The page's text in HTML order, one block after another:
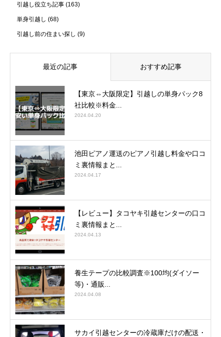
引越し役立ち記事 (163)
単身引越し (68)
引越し前の住まい探し (9)
最近の記事 おすすめ記事
【東京⇔大阪限定】引越しの単身パック8
社比較※料金...
2024.04.20
池田ピアノ運送のピアノ引越し料金や口コ
ミ裏情報まと...
2024.04.17
【レビュー】タコヤキ引越センターの口コ
ミ裏情報まと...
2024.04.13
養生テープの比較調査※100均(ダイソー
等)・通販...
2024.04.08
サカイ引越センターの冷蔵庫だけの配送・